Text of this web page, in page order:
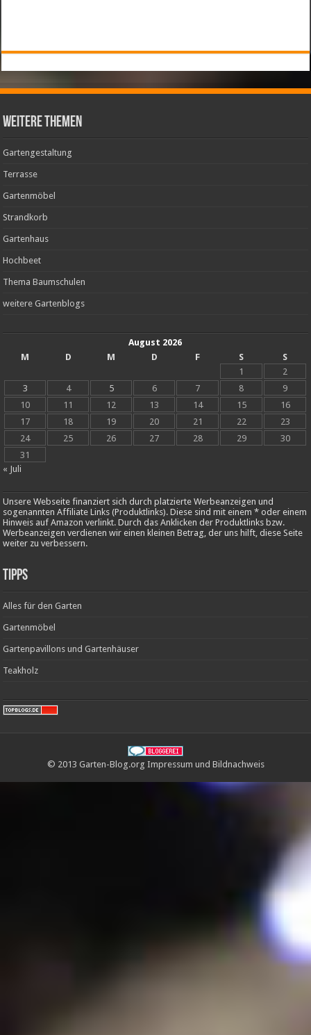
weitere Themen
Gartengestaltung
Terrasse
Gartenmöbel
Strandkorb
Gartenhaus
Hochbeet
Thema Baumschulen
weitere Gartenblogs
August 2026
M
D M D F S
S
1
2
3
4 5 6 7 8
9
10
11 12 13 14 15
16
17
18 19 20 21 22
23
24
25 26 27 28 29
30
31
« Juli
Unsere Webseite finanziert sich durch platzierte Werbeanzeigen und
sogenannten Affiliate Links (Produktlinks). Diese sind mit einem * oder einem
Hinweis auf Amazon verlinkt. Durch das Anklicken der Produktlinks bzw.
Werbeanzeigen verdienen wir einen kleinen Betrag, der uns hilft, diese Seite
weiter zu verbessern.
Tipps
Alles für den Garten
Gartenmöbel
Gartenpavillons und Gartenhäuser
Teakholz
© 2013 Garten-Blog.org Impressum und Bildnachweis